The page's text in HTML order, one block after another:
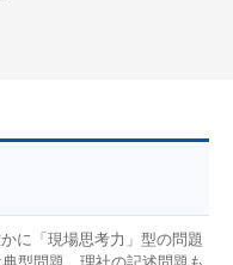
に「現場思考力」型の問題